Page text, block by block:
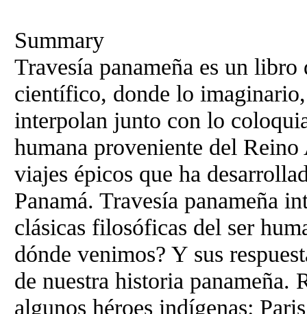
Summary
Travesía panameña es un
científico, donde lo
interpolan junto con lo
humana proveniente del
viajes épicos que ha
Panamá. Travesía panameña
clásicas filosóficas del ser
dónde venimos? Y sus
de nuestra historia panameña.
algunos héroes indígenas: